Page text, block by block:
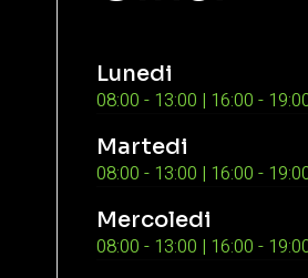
Lunedi
08:00 - 13:00 | 16:00 -
Martedi
08:00 - 13:00 | 16:00 -
Mercoledi
08:00 - 13:00 | 16:00 -